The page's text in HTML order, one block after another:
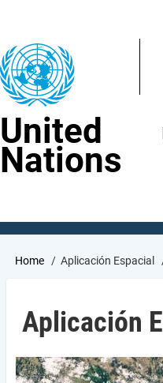
content
United
Nations
Breadcrumb
Home Aplicación Espacial
Aplicación